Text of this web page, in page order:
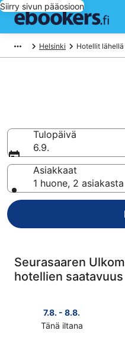
Siirry sivun pääosioon
Helsinki Hotellit
Tulopäivä
6.9.
Asiakkaat
1 huone, 2 asiakasta
Seurasaaren
hotellien
7.8. - 8.8.
Tänä iltana